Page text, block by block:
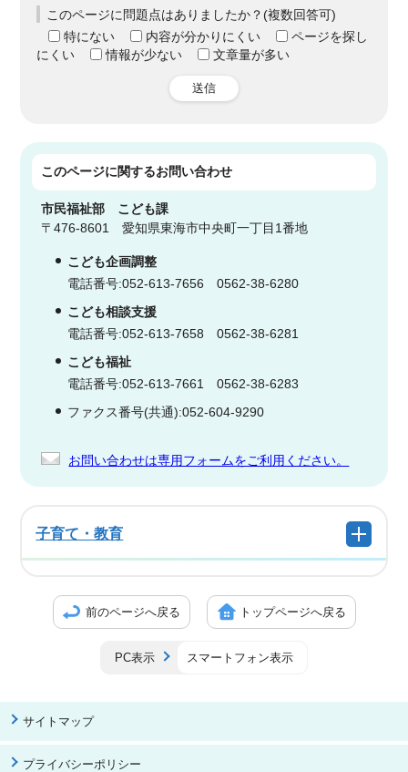
このページに問題点はありましたか？(複数回答可)
特にない
内容が分かりにくい
ページを探し
にくい
情報が少ない 文章量が多い
送信
このページに関するお問い合わせ
市民福祉部 こども課
〒476-8601 愛知県東海市中央町一丁目1番地
こども企画調整
電話番号:052-613-7656 0562-38-6280
こども相談支援
電話番号:052-613-7658 0562-38-6281
こども福祉
電話番号:052-613-7661 0562-38-6283
ファクス番号(共通):052-604-9290
お問い合わせは専用フォームをご利用ください。
子育て・教育
前のページへ戻る トップページへ戻る
PC表示 スマートフォン表示
サイトマップ
プライバシーポリシー